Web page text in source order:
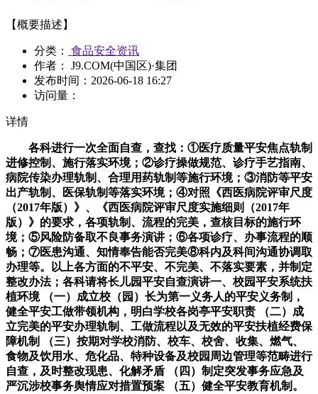
【概要描述】
分类：
食品安全资讯
作者： J9.COM(中国区)·集团
发布时间： 2026-06-18 16:27
访问量：
详情
各科进行一次全面自查，查找：①医疗质量平安焦点轨制
进修控制、施行落实环境；②诊疗操做规范、诊疗手艺指南、
病院传染办理轨制、合理用药轨制等施行环境；③消防等平安
出产轨制、医保轨制等落实环境；④对照《西医病院评审尺度
（2017年版）》、《西医病院评审尺度实施细则（2017年
版）》的要求，各项轨制、流程的完美，查核目标的施行环
境；⑤风险防备取不良事务演讲；⑥各项诊疗、办事流程的顺
畅；⑦医患沟通、知情奉告能否完美⑧科内及科间沟通协调取
办理等。以上各方面的不平安、不完美、不落实要素，并制定
整改办法；各科请将长儿园平安自查演讲一、校园平安系统扶
植环境 （一）成立校（园）长为第一义务人的平安义务制，
健全平安工做带领机构，明白学校各岗亭平安职责 （二）成
立完美的平安办理轨制、工做流程以及无效的平安扶植经费保
障机制 （三）按期对学校消防、校车、校舍、收集、燃气、
食物及饮用水、危化品、特种设备及校园周边管理等范畴进行
自查，及时整改现患、化解矛盾 （四）制定突发事务应急及
严沉涉校事务舆情应对措置预案 （五）健全平安教育机制。